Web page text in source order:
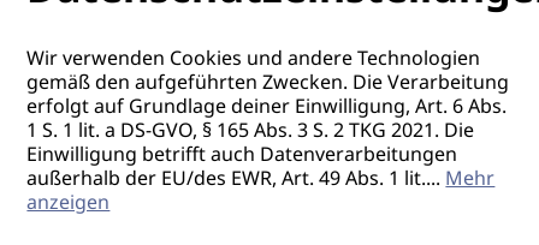
Wir verwenden Cookies und andere Technologien
gemäß den aufgeführten Zwecken. Die Verarbeitung
erfolgt auf Grundlage deiner Einwilligung, Art. 6 Abs.
1 S. 1 lit. a DS-GVO, § 165 Abs. 3 S. 2 TKG 2021. Die
Einwilligung betrifft auch Datenverarbeitungen
außerhalb der EU/des EWR, Art. 49 Abs. 1 lit....Mehr
anzeigen